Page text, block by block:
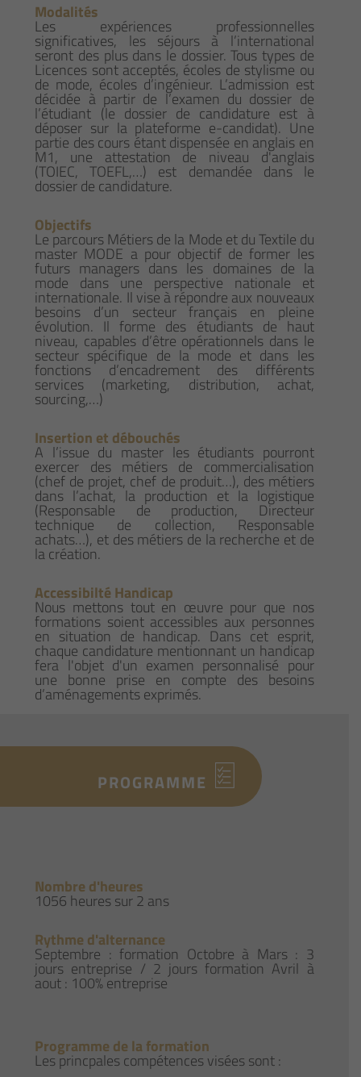
Modalités
Les expériences professionnelles
significatives, les séjours à l’international
seront des plus dans le dossier. Tous types de
Licences sont acceptés, écoles de stylisme ou
de mode, écoles d’ingénieur. L’admission est
décidée à partir de l’examen du dossier de
l’étudiant (le dossier de candidature est à
déposer sur la plateforme e-candidat). Une
partie des cours étant dispensée en anglais en
M1, une attestation de niveau d'anglais
(TOIEC, TOEFL,…) est demandée dans le
dossier de candidature.
Objectifs
Le parcours Métiers de la Mode et du Textile du
master MODE a pour objectif de former les
futurs managers dans les domaines de la
mode dans une perspective nationale et
internationale. Il vise à répondre aux nouveaux
besoins d’un secteur français en pleine
évolution. Il forme des étudiants de haut
niveau, capables d’être opérationnels dans le
secteur spécifique de la mode et dans les
fonctions d’encadrement des différents
services (marketing, distribution, achat,
sourcing,…)
Insertion et débouchés
A l’issue du master les étudiants pourront
exercer des métiers de commercialisation
(chef de projet, chef de produit…), des métiers
dans l’achat, la production et la logistique
(Responsable de production, Directeur
technique de collection, Responsable
achats…), et des métiers de la recherche et de
la création.
Accessibilté Handicap
Nous mettons tout en œuvre pour que nos
formations soient accessibles aux personnes
en situation de handicap. Dans cet esprit,
chaque candidature mentionnant un handicap
fera l'objet d'un examen personnalisé pour
une bonne prise en compte des besoins
d’aménagements exprimés.
PROGRAMME
Nombre d'heures
1056 heures sur 2 ans
Rythme d'alternance
Septembre : formation Octobre à Mars : 3
jours entreprise / 2 jours formation Avril à
aout : 100% entreprise
Programme de la formation
Les princpales compétences visées sont :